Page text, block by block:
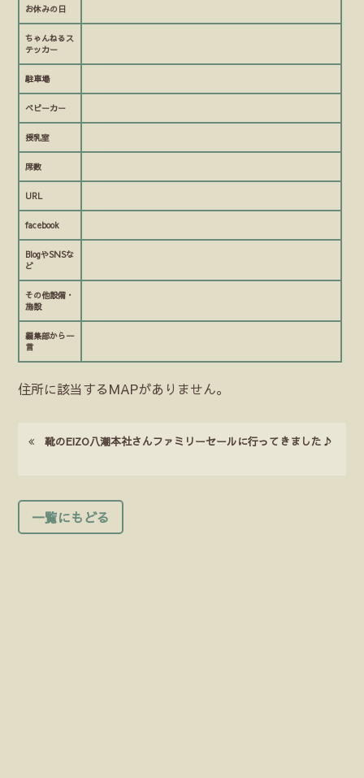
お休みの日
ちゃんねるス
テッカー
駐車場
ベビーカー
授乳室
席数
URL
facebook
BlogやSNSな
ど
その他設備・
施設
編集部から一
言
住所に該当するMAPがありません。
靴のEIZO八潮本社さんファミリーセールに行ってきました♪
一覧にもどる